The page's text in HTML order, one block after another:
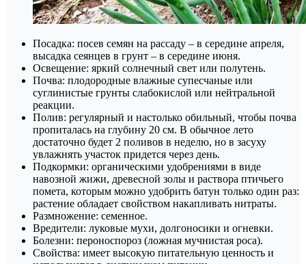
Посадка: посев семян на рассаду – в середине апреля,
высадка сеянцев в грунт – в середине июня.
Освещение: яркий солнечный свет или полутень.
Почва: плодородные влажные супесчаные или
суглинистые грунты слабокислой или нейтральной
реакции.
Полив: регулярный и настолько обильный, чтобы почва
пропиталась на глубину 20 см. В обычное лето
достаточно будет 2 поливов в неделю, но в засуху
увлажнять участок придется через день.
Подкормки: органическими удобрениями в виде
навозной жижи, древесной золы и раствора птичьего
помета, которым можно удобрить батун только один раз:
растение обладает свойством накапливать нитраты.
Размножение: семенное.
Вредители: луковые мухи, долгоносики и огневки.
Болезни: пероноспороз (ложная мучнистая роса).
Свойства: имеет высокую питательную ценность и